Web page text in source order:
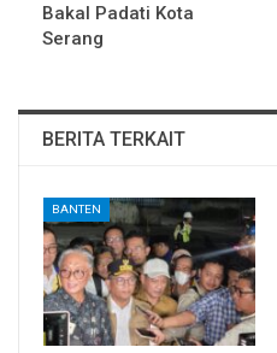
Bakal Padati Kota
Serang
BERITA TERKAIT
BANTEN